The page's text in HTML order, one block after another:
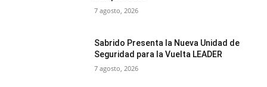
7 agosto, 2026
Sabrido Presenta la Nueva Unidad de
Seguridad para la Vuelta LEADER
7 agosto, 2026